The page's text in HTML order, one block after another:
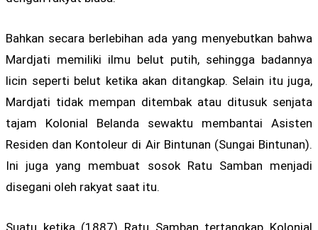
Bahkan secara berlebihan ada yang menyebutkan bahwa
Mardjati memiliki ilmu belut putih, sehingga badannya
licin seperti belut ketika akan ditangkap. Selain itu juga,
Mardjati tidak mempan ditembak atau ditusuk senjata
tajam Kolonial Belanda sewaktu membantai Asisten
Residen dan Kontoleur di Air Bintunan (Sungai Bintunan).
Ini juga yang membuat sosok Ratu Samban menjadi
disegani oleh rakyat saat itu.
Suatu ketika (1887) Ratu Samban tertangkap Kolonial